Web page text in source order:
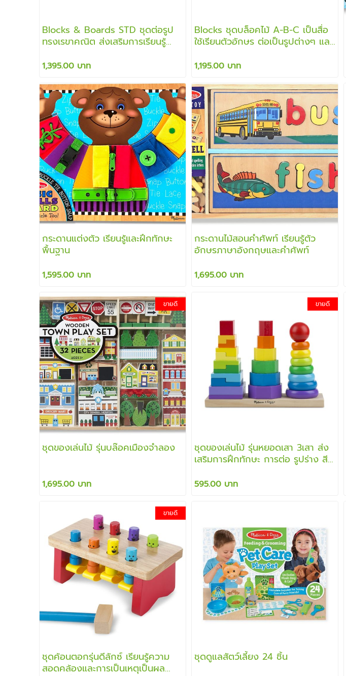
Blocks & Boards STD ชุดต่อรูป
ทรงเรขาคณิต ส่งเสริมการเรียนรู้
1,395.00 บาท
Blocks ชุดบล็อคไม้ A-B-C เป็นสื่อ
ใช้เรียนตัวอักษร ต่อเป็นรูปต่างๆ และ
1,195.00 บาท
กระดานแต่งตัว เรียนรู้และฝึกทักษะ
พื้นฐาน
1,595.00 บาท
กระดานไม้สอนคำศัพท์ เรียนรู้ตัว
อักษรภาษาอังกฤษและคำศัพท์
1,695.00 บาท
ขายดี
ชุดของเล่นไม้ รุ่นบล๊อคเมืองจำลอง
1,695.00 บาท
ขายดี
ชุดของเล่นไม้ รุ่นหยอดเสา 3เสา ส่ง
เสริมการฝึกทักษะ การต่อ รูปร่าง สี
595.00 บาท
ขายดี
ชุดค้อนตอกรุ่นดีลักซ์ เรียนรู้ความ
สอดคล้องและการเป็นเหตุเป็นผล
ชุดดูแลสัตว์เลี้ยง 24 ชิ้น